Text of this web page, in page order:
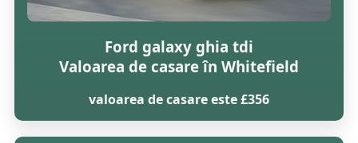
Ford galaxy ghia tdi
Valoarea de casare în Whitefield
valoarea de casare este £356